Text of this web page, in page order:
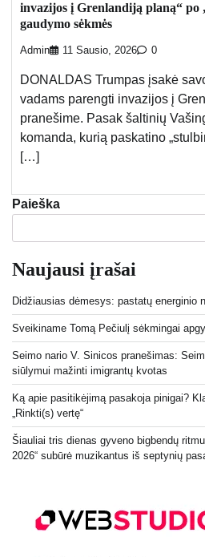
invazijos į Grenlandiją planą“ po
gaudymo sėkmės
Admin 11 Sausio, 2026 0
DONALDAS Trumpas įsakė
vadams parengti invazijos į
pranešime. Pasak šaltinių
komanda, kurią paskatino
[…]
Paieška
Naujausi įrašai
Didžiausias dėmesys: pastatų energinio
Sveikiname Tomą Pečiulį sėkmingai
Seimo nario V. Sinicos pranešimas:
siūlymui mažinti imigrantų kvotas
Ką apie pasitikėjimą pasakoja pinigai?
„Rinkti(s) vertę“
Šiauliai tris dienas gyveno bigbendų
2026“ subūrė muzikantus iš septynių